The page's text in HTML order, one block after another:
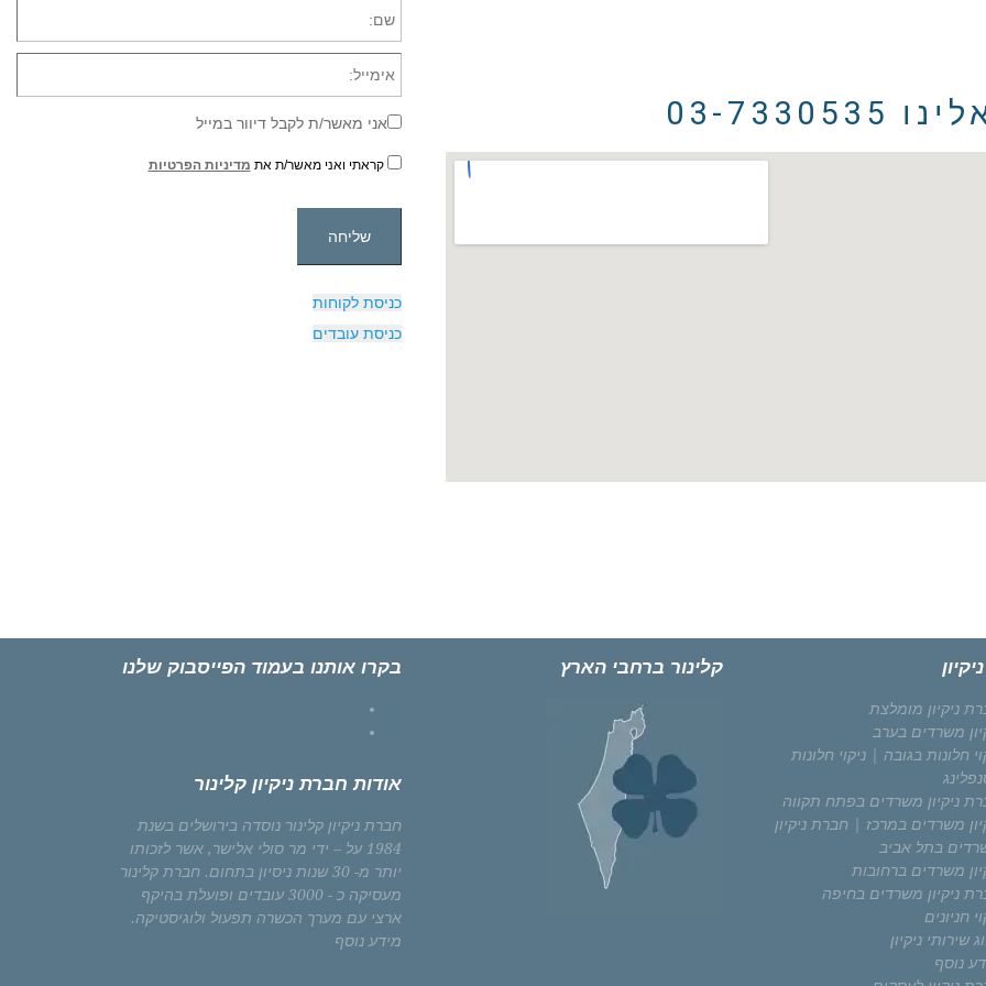
אני מאשר/ת לקבל דיוור במייל
קראתי ואני מאשר/ת את מדיניות הפרטיות
כניסת לקוחות
כניסת עובדים
ניקיון מומלצת
משרדים בערב
חלונות בגובה | ניקוי חלונות
ניקיון משרדים בפתח תקווה
משרדים במרכז | חברת ניקיון
בתל אביב
משרדים ברחובות
ניקיון משרדים בחיפה
חניונים
שירותי ניקיון
נוסף
קלינור ברחבי הארץ בקרו אותנו בעמוד הפייסבוק שלנו
אודות חברת ניקיון קלינור
חברת ניקיון קלינור נוסדה בירושלים בשנת
1984 על – ידי מר סולי אלישר, אשר לזכותו
יותר מ- 30 שנות ניסיון בתחום. חברת קלינור
מעסיקה כ - 3000 עובדים ופועלת בהיקף
ארצי עם מערך הכשרה תפעול ולוגיסטיקה.
מידע נוסף